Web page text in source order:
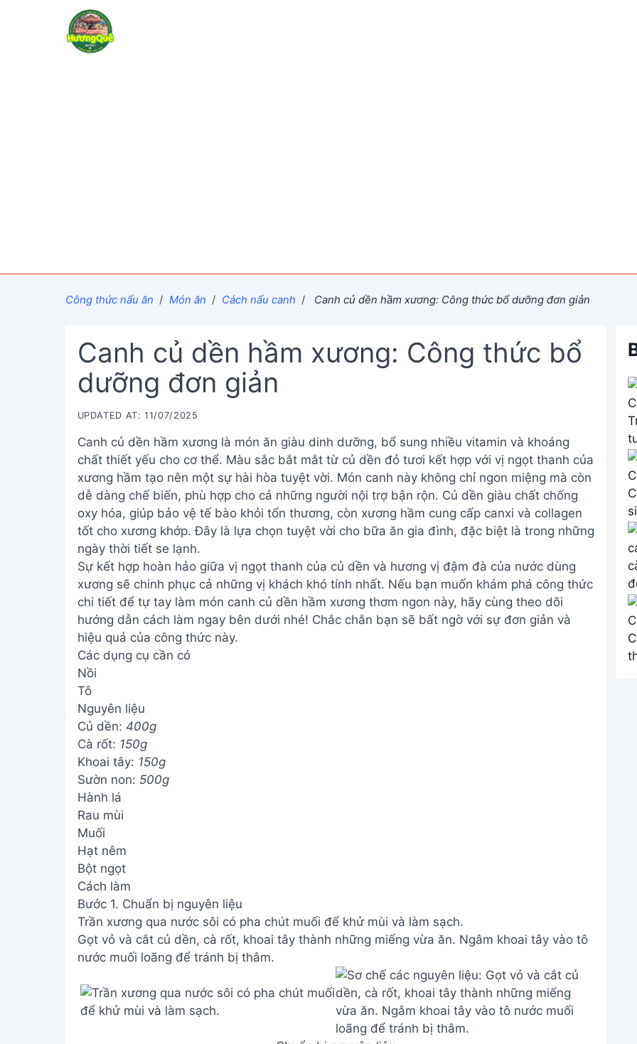
Công thức nấu ăn / Món ăn / Cách nấu canh / Canh củ dền hầm xương: Công thức bổ dưỡng đơn giản
Canh củ dền hầm xương: Công thức bổ
dưỡng đơn giản
UPDATED AT: 11/07/2025
Canh củ dền hầm xương là món ăn giàu dinh dưỡng, bổ sung nhiều vitamin và khoáng
chất thiết yếu cho cơ thể. Màu sắc bắt mắt từ củ dền đỏ tươi kết hợp với vị ngọt thanh của
xương hầm tạo nên một sự hài hòa tuyệt vời. Món canh này không chỉ ngon miệng mà còn
dễ dàng chế biến, phù hợp cho cả những người nội trợ bận rộn. Củ dền giàu chất chống
oxy hóa, giúp bảo vệ tế bào khỏi tổn thương, còn xương hầm cung cấp canxi và collagen
tốt cho xương khớp. Đây là lựa chọn tuyệt vời cho bữa ăn gia đình, đặc biệt là trong những
ngày thời tiết se lạnh.
Sự kết hợp hoàn hảo giữa vị ngọt thanh của củ dền và hương vị đậm đà của nước dùng
xương sẽ chinh phục cả những vị khách khó tính nhất. Nếu bạn muốn khám phá công thức
chi tiết để tự tay làm món canh củ dền hầm xương thơm ngon này, hãy cùng theo dõi
hướng dẫn cách làm ngay bên dưới nhé! Chắc chắn bạn sẽ bất ngờ với sự đơn giản và
hiệu quả của công thức này.
Các dụng cụ cần có
Nồi
Tô
Nguyên liệu
Củ dền: 400g
Cà rốt: 150g
Khoai tây: 150g
Sườn non: 500g
Hành lá
Rau mùi
Muối
Hạt nêm
Bột ngọt
Cách làm
Bước 1. Chuẩn bị nguyên liệu
Trần xương qua nước sôi có pha chút muối để khử mùi và làm sạch.
Gọt vỏ và cắt củ dền, cà rốt, khoai tây thành những miếng vừa ăn. Ngâm khoai tây vào tô
nước muối loãng để tránh bị thâm.